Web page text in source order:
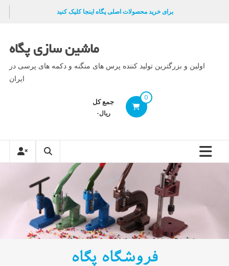
برای خرید محصولات اصلی پگاه اینجا کلیک کنید
ماشین سازی پگاه
اولین و بزرگترین تولید کننده پرس های منگنه و دکمه های پرسی در
ایران
0 جمع کل
ریال۰
فروشگاه پگاه